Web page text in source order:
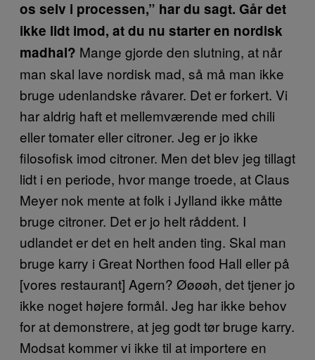
os selv i processen,” har du sagt. Går det
ikke lidt imod, at du nu starter en nordisk
madhal? Mange gjorde den slutning, at når
man skal lave nordisk mad, så må man ikke
bruge udenlandske råvarer. Det er forkert. Vi
har aldrig haft et mellemværende med chili
eller tomater eller citroner. Jeg er jo ikke
filosofisk imod citroner. Men det blev jeg tillagt
lidt i en periode, hvor mange troede, at Claus
Meyer nok mente at folk i Jylland ikke måtte
bruge citroner. Det er jo helt råddent. I
udlandet er det en helt anden ting. Skal man
bruge karry i Great Northen food Hall eller på
[vores restaurant] Agern? Øøøøh, det tjener jo
ikke noget højere formål. Jeg har ikke behov
for at demonstrere, at jeg godt tør bruge karry.
Modsat kommer vi ikke til at importere en